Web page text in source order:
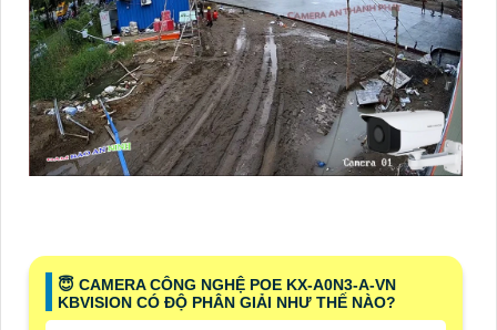
😇 CAMERA CÔNG NGHỆ POE KX-A0N3-A-VN
KBVISION CÓ ĐỘ PHÂN GIẢI NHƯ THẾ NÀO?